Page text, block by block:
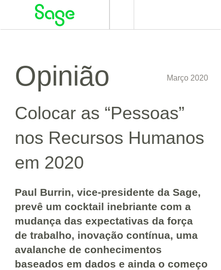
Alternar
navegação
Opinião Março 2020
Colocar as “Pessoas”
nos Recursos Humanos
em 2020
Paul Burrin, vice-presidente da Sage,
prevê um cocktail inebriante com a
mudança das expectativas da força
de trabalho, inovação contínua, uma
avalanche de conhecimentos
baseados em dados e ainda o começo